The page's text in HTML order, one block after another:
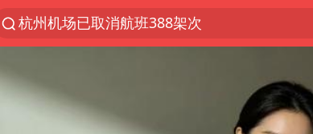
杭州机场已取消航班388架次
上海暴雨红色预警
《披荆斩棘2026》阵容官宣